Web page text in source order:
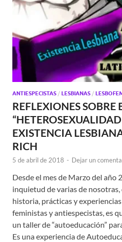
ANTIESPECISTAS / LESBIANAS /
REFLEXIONES SOBRE
EXISTENCIA
RICH
5 de abril de 2018 - Dejar un
Desde el mes de Marzo del año
inquietud de varias de
historia, prácticas y
feministas y antiespecistas, es
un taller de “autoeducación”
Es una experiencia de